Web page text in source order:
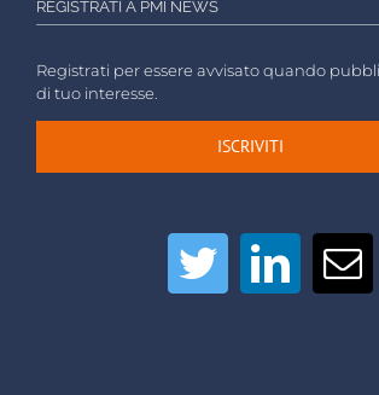
REGISTRATI A PMI NEWS
Registrati per essere avvisato quando
di tuo interesse.
ISCRIVITI